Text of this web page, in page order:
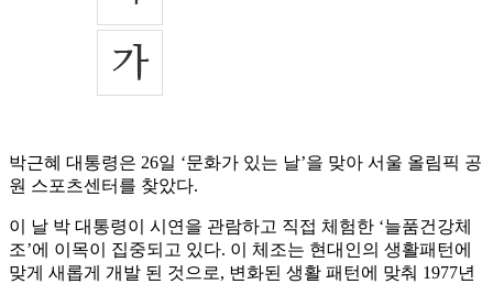
박근혜 대통령은 26일 ‘문화가 있는 날’을 맞아 서울 올림픽 공
원 스포츠센터를 찾았다.
이 날 박 대통령이 시연을 관람하고 직접 체험한 ‘늘품건강체
조’에 이목이 집중되고 있다. 이 체조는 현대인의 생활패턴에
맞게 새롭게 개발 된 것으로, 변화된 생활 패턴에 맞춰 1977년